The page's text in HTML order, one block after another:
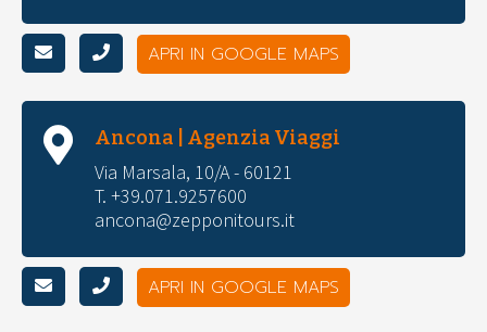
APRI IN GOOGLE MAPS
Ancona | Agenzia Viaggi
Via Marsala, 10/A - 60121
T. +39.071.9257600
ancona@zepponitours.it
APRI IN GOOGLE MAPS